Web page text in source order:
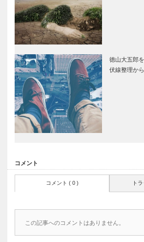
徳山大五郎
伏線整理か
コメント
コメント ( 0 ) ト
この記事へのコメントはありません。